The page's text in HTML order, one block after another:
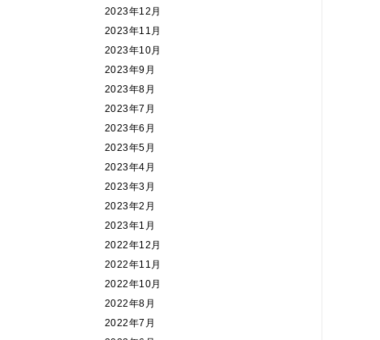
2023年12月
2023年11月
2023年10月
2023年9月
2023年8月
2023年7月
2023年6月
2023年5月
2023年4月
2023年3月
2023年2月
2023年1月
2022年12月
2022年11月
2022年10月
2022年8月
2022年7月